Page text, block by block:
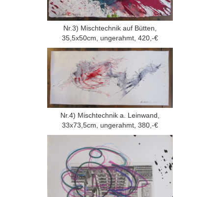
Nr.3) Mischtechnik auf Bütten,
35,5x50cm, ungerahmt, 420,-€
Nr.4) Mischtechnik a. Leinwand,
33x73,5cm, ungerahmt, 380,-€